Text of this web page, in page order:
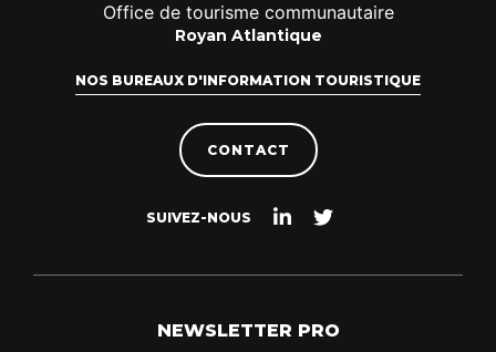
Office de tourisme communautaire
Royan Atlantique
NOS BUREAUX D'INFORMATION TOURISTIQUE
CONTACT
SUIVEZ-NOUS
Suivez-Suivez-
NEWSLETTER PRO